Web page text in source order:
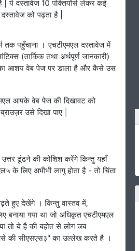
| ये दस्तावेज 10 पंक्तियोंसे लेकर कई
को पढ़ता है |
तक पहुँचाना । एचटीएमएल दस्तावेज में
(तार्किक तथा अर्थपूर्ण जानकारी)
का आशय वेब पेज पर डाला है और कैसे उस
आपके वेब पेज की दिखावट को
उसे दिखा पाए |
ढूंढने की कोशिश करेंगे किन्तु यहाँ
के लिए अभीभी लागु होता है - तो चिंता
हुए देखेंगे । किन्तु वास्तव में,
बनाया गया था जो अधिकृत एचटीएमएल
तो ये है की बहोत से लोग जब
की सीएसएस३" का उल्लेख करते है ।